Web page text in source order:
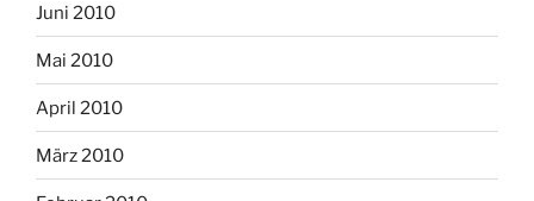
Juni 2010
Mai 2010
April 2010
März 2010